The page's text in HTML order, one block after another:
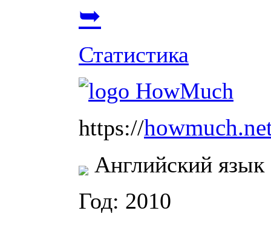
➥
Статистика
https://
Английский язык
Год: 2010